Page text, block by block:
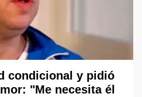
condicional y pidió
"Me necesita él